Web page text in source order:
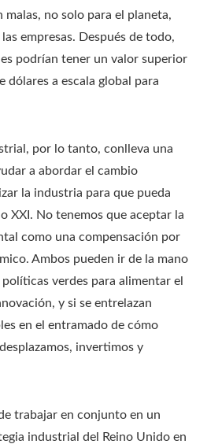
malas, no solo para el planeta,
empresas. Después de todo,
podrían tener un valor superior
dólares a escala global para
por lo tanto, conlleva una
a abordar el cambio
la industria para que pueda
XXI. No tenemos que aceptar la
como una compensación por
Ambos pueden ir de la mano
verdes para alimentar el
y si se entrelazan
en el entramado de cómo
invertimos y
trabajar en conjunto en un
industrial del Reino Unido en